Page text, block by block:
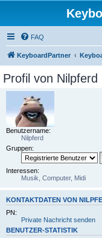
FAQ
KeyboardPartner
Profil von Nilpferd
Benutzername:
Nilpferd
Gruppen:
Interessen:
Musik, Computer, Midi
KONTAKTDATEN VON
PN:
Private Nachricht senden
BENUTZER-STATISTIK